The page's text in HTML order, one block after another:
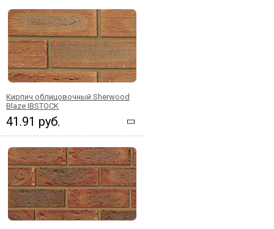
Кирпич облицовочный Sherwood
Blaze IBSTOCK
41.91 руб.